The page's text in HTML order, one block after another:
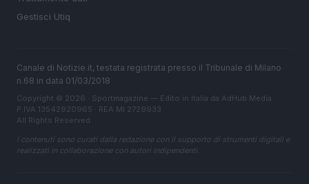
Gestisci Utiq
Canale di Notizie.it, testata registrata presso il Tribunale di Milano
n.68 in data 01/03/2018
Copyright © 2026 · Sportmagazine — Edito in Italia da AdHub Media
P.IVA 13542920965 · REA MI 2729933
All Rights Reserved
I contenuti sono curati dalla redazione con il supporto di strumenti digitali e
realizzati in collaborazione con autori indipendenti.